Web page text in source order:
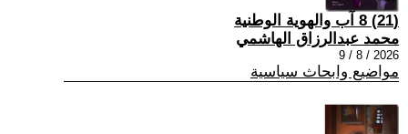
(21) 8 آب والهوية الوطنية
محمد عبدالرزاق الهاشمي
2026 / 8 / 9
مواضيع وابحاث سياسية